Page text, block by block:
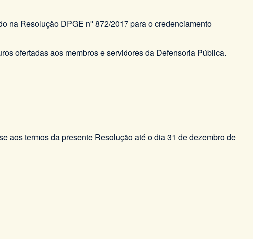
na Resolução DPGE nº 872/2017 para o credenciamento
ofertadas aos membros e servidores da Defensoria Pública.
aos termos da presente Resolução até o dia 31 de dezembro de